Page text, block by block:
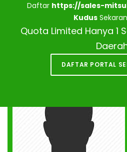
Daftar https://sales-
Kudus
Quota Limited Hanya 1
DAFTAR PORTAL
DEALER